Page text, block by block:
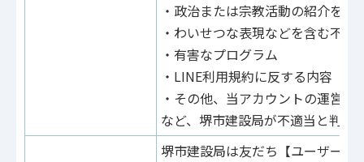
・政治または宗教活動の紹介を主
・わいせつな表現などを含む不適
・有害なプログラム
・LINE利用規約に反する内容
・その他、当アカウントの運営
など、堺市建設局が不適当と判断
堺市建設局は友だち【ユーザー】